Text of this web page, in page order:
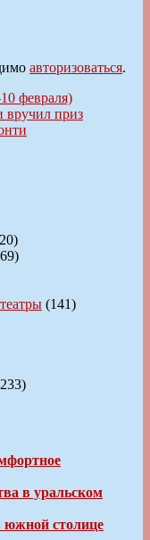
авторизоваться.
февраля)
приз
(141)
в уральском
южной столице